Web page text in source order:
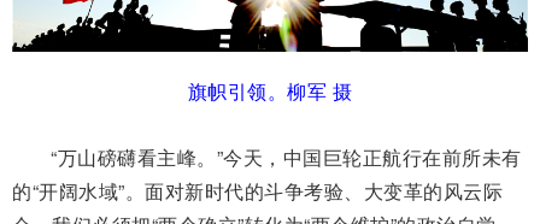
旗帜引领。柳军 摄
“万山磅礴看主峰。”今天，中国巨轮正航行在前所未有
的“开阔水域”。面对新时代的斗争考验、大变革的风云际